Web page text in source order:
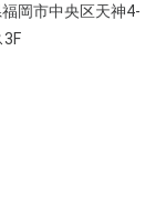
岡市中央区天神4-